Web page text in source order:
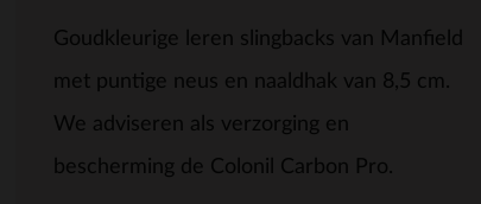
Goudkleurige leren slingbacks van Manfield
met puntige neus en naaldhak van 8,5 cm.
We adviseren als verzorging en
bescherming de Colonil Carbon Pro.